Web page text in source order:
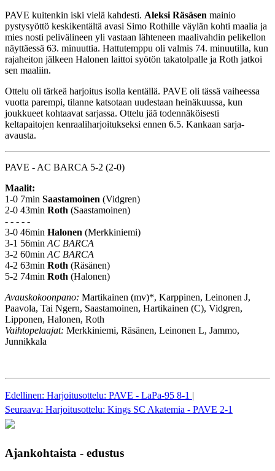
PAVE kuitenkin iski vielä kahdesti. Aleksi Räsäsen mainio
pystysyöttö keskikentältä avasi Simo Rothille väylän kohti maalia ja
mies nosti pelivälineen yli vastaan lähteneen maalivahdin pelikellon
näyttäessä 63. minuuttia. Hattutemppu oli valmis 74. minuutilla, kun
rajaheiton jälkeen Halonen laittoi syötön takatolpalle ja Roth jatkoi
sen maaliin.
Ottelu oli tärkeä harjoitus isolla kentällä. PAVE oli tässä vaiheessa
vuotta parempi, tilanne katsotaan uudestaan heinäkuussa, kun
joukkueet kohtaavat sarjassa. Ottelu jää todennäköisesti
keltapaitojen kenraaliharjoitukseksi ennen 6.5. Kankaan sarja-
avausta.
PAVE - AC BARCA 5-2 (2-0)
Maalit:
1-0 7min Saastamoinen (Vidgren)
2-0 43min Roth (Saastamoinen)
- - - - -
3-0 46min Halonen (Merkkiniemi)
3-1 56min AC BARCA
3-2 60min AC BARCA
4-2 63min Roth (Räsänen)
5-2 74min Roth (Halonen)
Avauskokoonpano: Martikainen (mv)*, Karppinen, Leinonen J,
Paavola, Tai Ngern, Saastamoinen, Hartikainen (C), Vidgren,
Lipponen, Halonen, Roth
Vaihtopelaajat: Merkkiniemi, Räsänen, Leinonen L, Jammo,
Junnikkala
Edellinen: Harjoitusottelu: PAVE - LaPa-95 8-1 |
Seuraava: Harjoitusottelu: Kings SC Akatemia - PAVE 2-1
Ajankohtaista - edustus